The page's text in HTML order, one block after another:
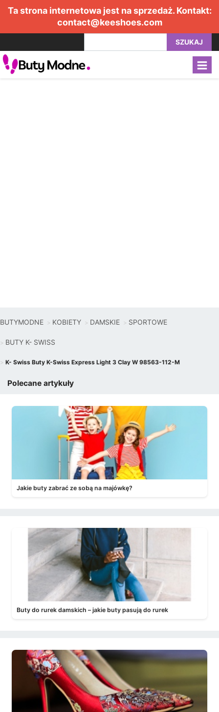
Ta strona internetowa jest na sprzedaż. Kontakt:
contact@keeshoes.com
SZUKAJ
BUTYMODNE KOBIETY DAMSKIE SPORTOWE
BUTY K- SWISS
K- Swiss Buty K-Swiss Express Light 3 Clay W 98563-112-M
Polecane artykuły
Jakie buty zabrać ze sobą na majówkę?
Buty do rurek damskich – jakie buty pasują do rurek